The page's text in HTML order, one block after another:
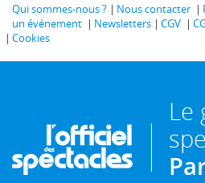
Qui sommes-nous ? Nous contacter
un événement
Newsletters CGV
Cookies
Le